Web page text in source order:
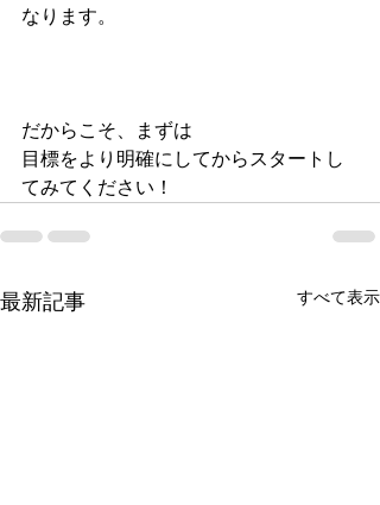
なります。
だからこそ、まずは
目標をより明確にしてからスタートし
てみてください！
最新記事 すべて表示